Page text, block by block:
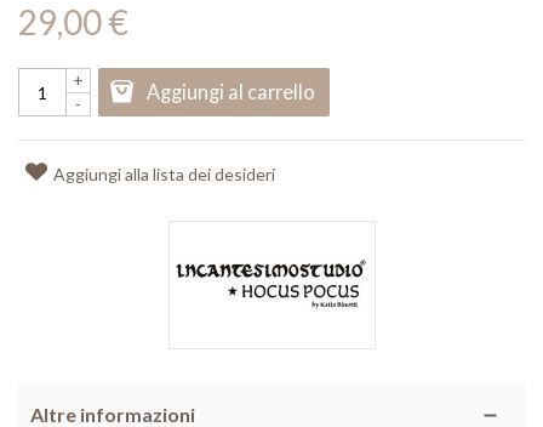
29,00 €
-
+
Aggiungi al carrello
Aggiungi alla lista dei desideri
Altre informazioni